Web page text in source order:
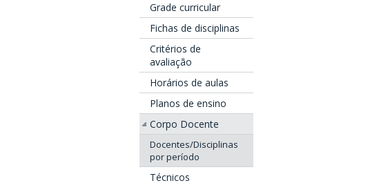
Grade curricular
Fichas de disciplinas
Critérios de
avaliação
Horários de aulas
Planos de ensino
Corpo Docente
Docentes/Disciplinas
por período
Técnicos